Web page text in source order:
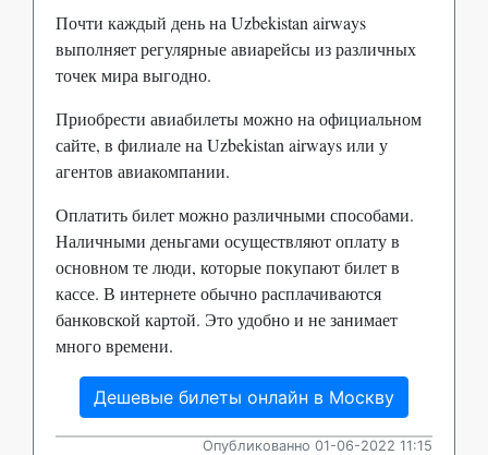
Почти каждый день на Uzbekistan airways
выполняет регулярные авиарейсы из различных
точек мира выгодно.
Приобрести авиабилеты можно на официальном
сайте, в филиале на Uzbekistan airways или у
агентов авиакомпании.
Оплатить билет можно различными способами.
Наличными деньгами осуществляют оплату в
основном те люди, которые покупают билет в
кассе. В интернете обычно расплачиваются
банковской картой. Это удобно и не занимает
много времени.
Дешевые билеты онлайн в Москву
Опубликованно 01-06-2022 11:15